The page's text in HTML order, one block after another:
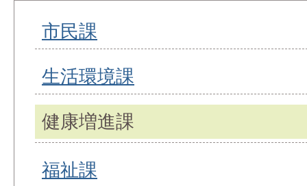
市民課
生活環境課
健康増進課
福祉課